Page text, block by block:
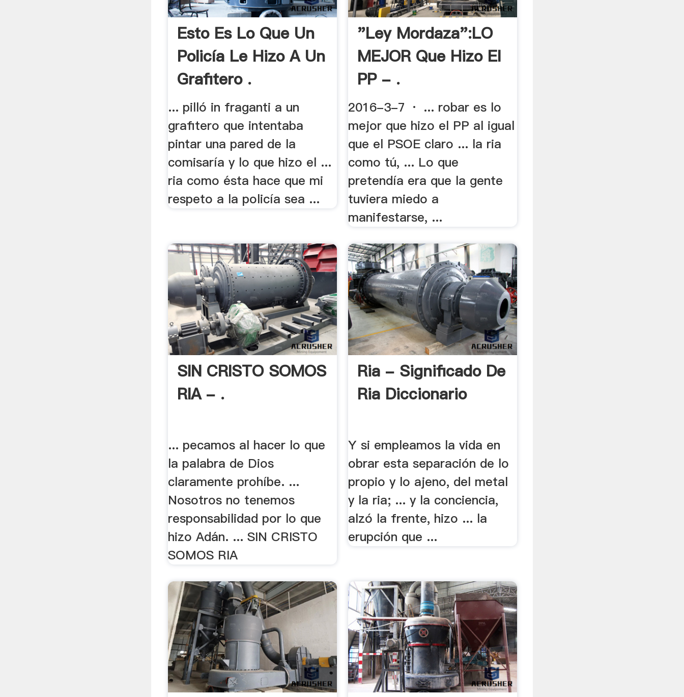
Esto Es Lo Que Un
Policía Le Hizo A Un
Grafitero .
... pilló in fraganti a un
grafitero que intentaba
pintar una pared de la
comisaría y lo que hizo el ...
ria como ésta hace que mi
respeto a la policía sea ...
"Ley Mordaza":LO
MEJOR Que Hizo El
PP - .
2016-3-7 · ... robar es lo
mejor que hizo el PP al igual
que el PSOE claro ... la ria
como tú, ... Lo que
pretendía era que la gente
tuviera miedo a
manifestarse, ...
SIN CRISTO SOMOS
RIA - .
... pecamos al hacer lo que
la palabra de Dios
claramente prohíbe. ...
Nosotros no tenemos
responsabilidad por lo que
hizo Adán. ... SIN CRISTO
SOMOS RIA
Ria - Significado De
Ria Diccionario
Y si empleamos la vida en
obrar esta separación de lo
propio y lo ajeno, del metal
y la ria; ... y la conciencia,
alzó la frente, hizo ... la
erupción que ...